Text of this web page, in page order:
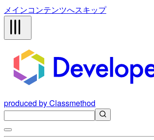
メインコンテンツへスキップ
produced by Classmethod